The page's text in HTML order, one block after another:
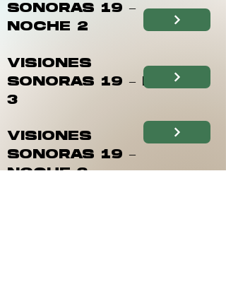
SONORAS 19 –
NOCHE 2
VISIONES
SONORAS 19 – DÍA
3
VISIONES
SONORAS 19 –
NOCHE 3